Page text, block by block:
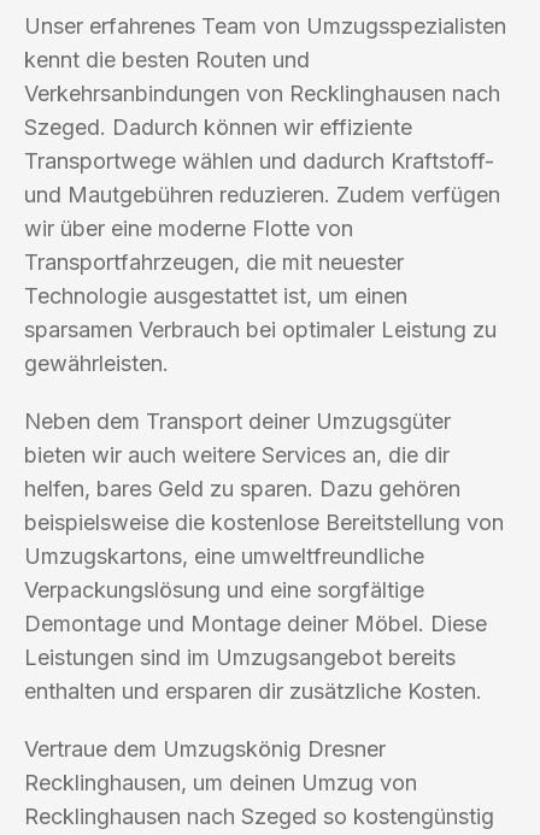
Unser erfahrenes Team von Umzugsspezialisten
kennt die besten Routen und
Verkehrsanbindungen von Recklinghausen nach
Szeged. Dadurch können wir effiziente
Transportwege wählen und dadurch Kraftstoff-
und Mautgebühren reduzieren. Zudem verfügen
wir über eine moderne Flotte von
Transportfahrzeugen, die mit neuester
Technologie ausgestattet ist, um einen
sparsamen Verbrauch bei optimaler Leistung zu
gewährleisten.
Neben dem Transport deiner Umzugsgüter
bieten wir auch weitere Services an, die dir
helfen, bares Geld zu sparen. Dazu gehören
beispielsweise die kostenlose Bereitstellung von
Umzugskartons, eine umweltfreundliche
Verpackungslösung und eine sorgfältige
Demontage und Montage deiner Möbel. Diese
Leistungen sind im Umzugsangebot bereits
enthalten und ersparen dir zusätzliche Kosten.
Vertraue dem Umzugskönig Dresner
Recklinghausen, um deinen Umzug von
Recklinghausen nach Szeged so kostengünstig